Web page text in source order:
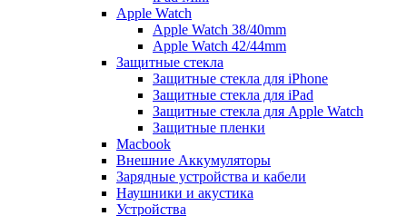
Apple Watch
Apple Watch 38/40mm
Apple Watch 42/44mm
Защитные стекла
Защитные стекла для iPhone
Защитные стекла для iPad
Защитные стекла для Apple Watch
Защитные пленки
Macbook
Внешние Аккумуляторы
Зарядные устройства и кабели
Наушники и акустика
Устройства